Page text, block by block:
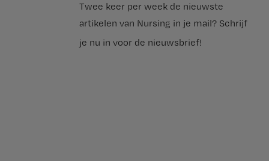
Twee keer per week de nieuwste
artikelen van Nursing in je mail? Schrijf
je nu in voor de nieuwsbrief!